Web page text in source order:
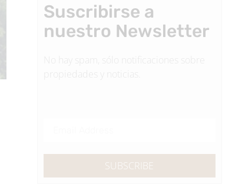
Suscribirse a
nuestro Newsletter
SUBSCRIBE